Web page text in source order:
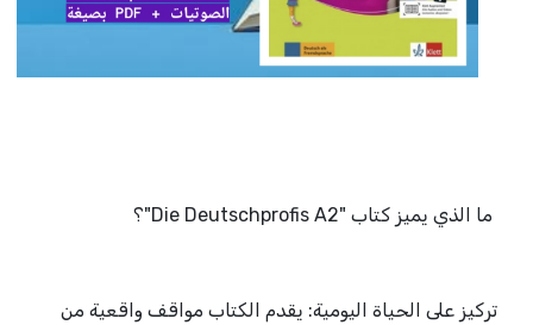
ما الذي يميز كتاب "Die Deutschprofis A2"؟
تركيز على الحياة اليومية: يقدم الكتاب مواقف واقعية من